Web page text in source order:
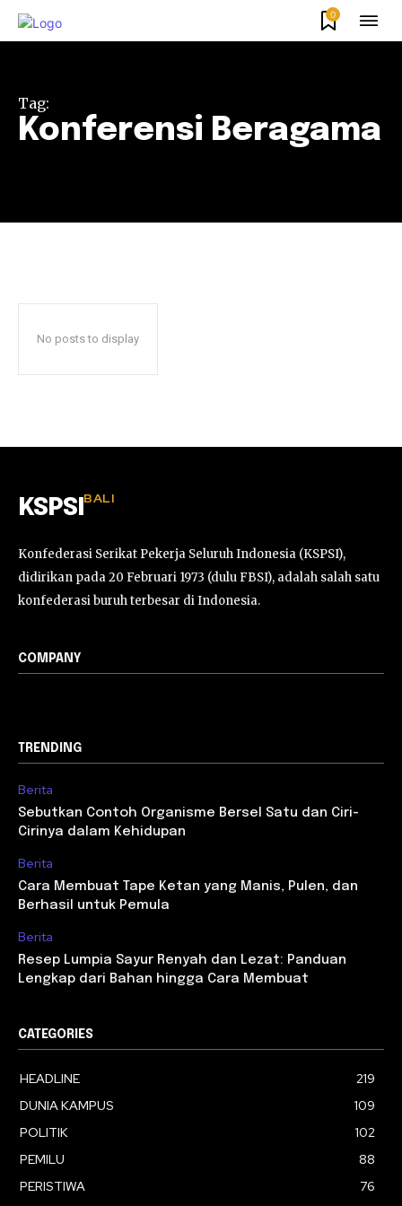
0
Tag:
Konferensi Beragama
No posts to display
KSPSI BALI
Konfederasi Serikat Pekerja Seluruh Indonesia (KSPSI),
didirikan pada 20 Februari 1973 (dulu FBSI), adalah salah satu
konfederasi buruh terbesar di Indonesia.
COMPANY
TRENDING
Berita
Sebutkan Contoh Organisme Bersel Satu dan Ciri-
Cirinya dalam Kehidupan
Berita
Cara Membuat Tape Ketan yang Manis, Pulen, dan
Berhasil untuk Pemula
Berita
Resep Lumpia Sayur Renyah dan Lezat: Panduan
Lengkap dari Bahan hingga Cara Membuat
CATEGORIES
HEADLINE
219
DUNIA KAMPUS
109
POLITIK
102
PEMILU
88
PERISTIWA
76